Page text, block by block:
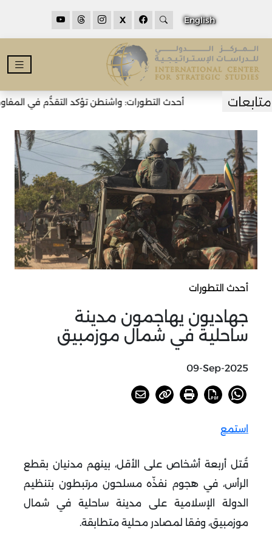
English
X
أحدث التطورات: واشنطن تؤكد التقدُّم في
أحدث التطورات
جهاديون يهاجمون مدينة
ساحلية في شمال موزمبيق
09-Sep-2025
استمع
قُتل أربعة أشخاص على الأقل، بينهم مدنيان بقطع
الرأس، في هجوم نفذّه مسلحون مرتبطون بتنظيم
الدولة الإسلامية على مدينة ساحلية في شمال
موزمبيق، وفقا لمصادر محلية متطابقة.